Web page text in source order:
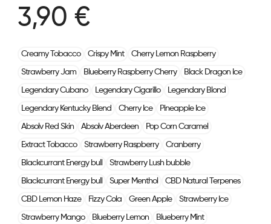
3,90 €
Creamy Tobacco Crispy Mint Cherry Lemon Raspberry
Strawberry Jam Blueberry Raspberry Cherry Black Dragon Ice
Legendary Cubano Legendary Cigarillo Legendary Blond
Legendary Kentucky Blend Cherry Ice Pineapple Ice
Absolv Red Skin Absolv Aberdeen Pop Corn Caramel
Extract Tobacco Strawberry Raspberry Cranberry
Blackcurrant Energy bull Strawberry Lush bubble
Blackcurrant Energy bull Super Menthol CBD Natural Terpenes
CBD Lemon Haze Fizzy Cola Green Apple Strawberry Ice
Strawberry Mango Blueberry Lemon Blueberry Mint